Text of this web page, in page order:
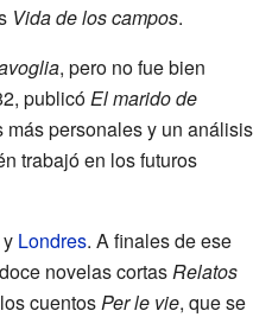
Vida de los campos.
, pero no fue bien
publicó El marido de
más personales y un análisis
trabajó en los futuros
y Londres. A finales de ese
novelas cortas Relatos
cuentos Per le vie, que se